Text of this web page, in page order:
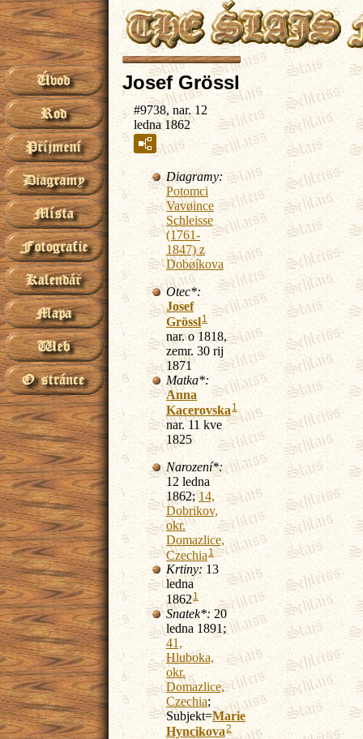
Josef Grössl
#9738, nar. 12
ledna 1862
Diagramy:
Potomci
Vavøince
Schleisse
(1761-
1847) z
Dobøíkova
Otec*:
Josef
Grössl1
nar. o 1818,
zemr. 30 rij
1871
Matka*:
Anna
Kacerovska1
nar. 11 kve
1825
Narození*:
12 ledna
1862;14,
Dobrikov,
okr.
Domazlice,
Czechia 1
Krtiny: 13
ledna
18621
Snatek*: 20
ledna 1891;
41,
Hluboka,
okr.
Domazlice,
Czechia;
Subjekt=Marie
Hyncikova2